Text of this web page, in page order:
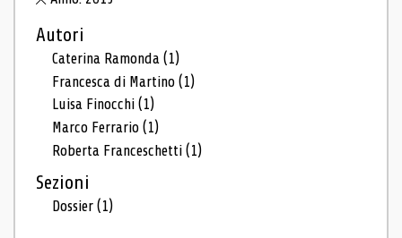
Autori
Caterina Ramonda(1)
Francesca di Martino(1)
Luisa Finocchi(1)
Marco Ferrario(1)
Roberta Franceschetti(1)
Sezioni
Dossier(1)